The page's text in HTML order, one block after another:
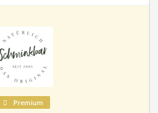
Premium